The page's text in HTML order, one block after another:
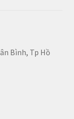
Bình, Tp Hồ